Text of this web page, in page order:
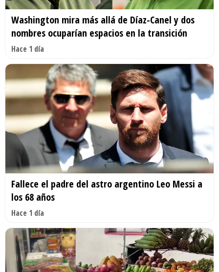
Washington mira más allá de Díaz-Canel y dos
nombres ocuparían espacios en la transición
Hace 1 día
Fallece el padre del astro argentino Leo Messi a
los 68 años
Hace 1 día